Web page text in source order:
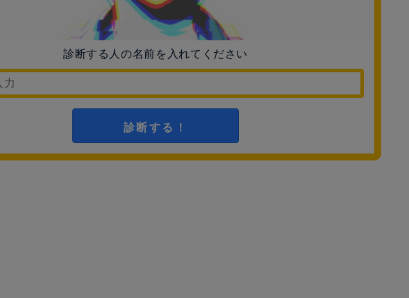
診断する人の名前を入れてください
診断する！